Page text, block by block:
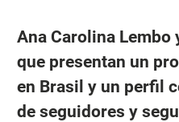
Ana Carolina Lembo
que presentan un
en Brasil y un perfil
de seguidores y